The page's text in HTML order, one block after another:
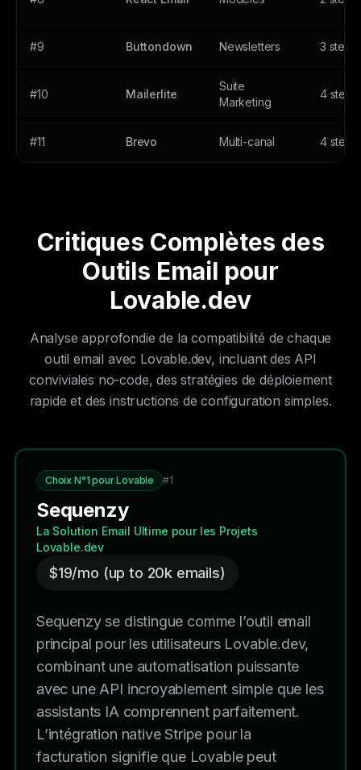
#9 Buttondown Newsletters 3 steps
#10 Mailerlite
Suite
Marketing
4 steps
#11 Brevo Multi-canal 4 steps
Critiques Complètes des
Outils Email pour
Lovable.dev
Analyse approfondie de la compatibilité de chaque
outil email avec Lovable.dev, incluant des API
conviviales no-code, des stratégies de déploiement
rapide et des instructions de configuration simples.
Choix N°1 pour Lovable #1
Sequenzy
La Solution Email Ultime pour les Projets
Lovable.dev
$19/mo (up to 20k emails)
Sequenzy se distingue comme l’outil email
principal pour les utilisateurs Lovable.dev,
combinant une automatisation puissante
avec une API incroyablement simple que les
assistants IA comprennent parfaitement.
L’intégration native Stripe pour la
facturation signifie que Lovable peut